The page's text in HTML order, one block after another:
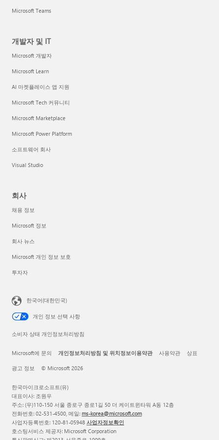
Microsoft Teams
개발자 및 IT
Microsoft 개발자
Microsoft Learn
AI 마켓플레이스 앱 지원
Microsoft Tech 커뮤니티
Microsoft Marketplace
Microsoft Power Platform
소프트웨어 회사
Visual Studio
회사
채용 정보
Microsoft 정보
회사 뉴스
Microsoft 개인 정보 보호
투자자
한국어(대한민국)
개인 정보 선택 사항
소비자 상태 개인정보처리방침
Microsoft에 문의 개인정보처리방침 및 위치정보이용약관 사용약관 상표
광고 정보 © Microsoft 2026
한국마이크로소프트(유)
대표이사: 조원우
주소: (우)110-150 서울 종로구 종로1길 50 더 케이트윈타워 A동 12층
전화번호: 02-531-4500, 메일: ms-korea@microsoft.com
사업자등록번호: 120-81-05948 사업자정보확인
호스팅서비스 제공자: Microsoft Corporation